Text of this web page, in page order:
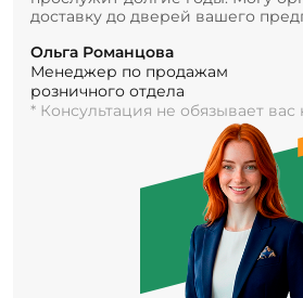
доставку до дверей вашего
Ольга Романцова
Менеджер по продажам
розничного отдела
* Консультация не обязывает вас